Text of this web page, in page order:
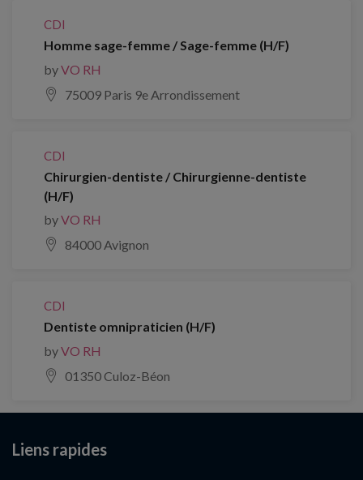
CDI
Homme sage-femme / Sage-femme (H/F)
byVO RH
75009 Paris 9e Arrondissement
CDI
Chirurgien-dentiste / Chirurgienne-dentiste
(H/F)
byVO RH
84000 Avignon
CDI
Dentiste omnipraticien (H/F)
byVO RH
01350 Culoz-Béon
Liens rapides